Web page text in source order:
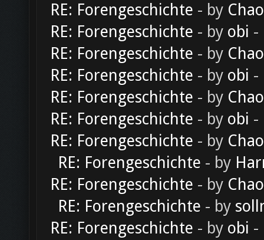
RE: Forengeschichte - by
RE: Forengeschichte - by obi -
RE: Forengeschichte - by
RE: Forengeschichte - by obi -
RE: Forengeschichte - by
RE: Forengeschichte - by obi -
RE: Forengeschichte - by
RE: Forengeschichte - by
RE: Forengeschichte - by
RE: Forengeschichte - by
RE: Forengeschichte - by obi -